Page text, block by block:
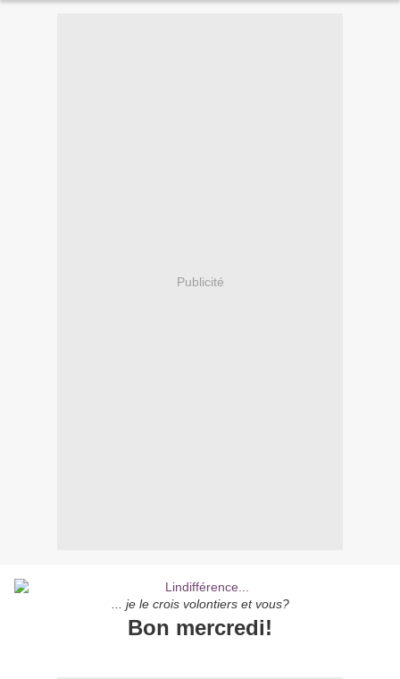
Publicité
... je le crois volontiers et vous?
Bon mercredi!